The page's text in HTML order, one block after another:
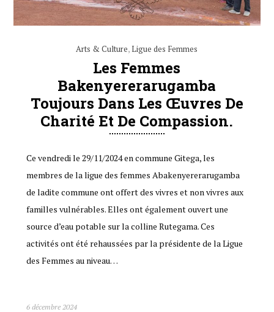
Arts & Culture,Ligue des Femmes
Les Femmes
Bakenyererarugamba
Toujours Dans Les Œuvres De
Charité Et De Compassion.
Ce vendredi le 29/11/2024 en commune Gitega, les
membres de la ligue des femmes Abakenyererarugamba
de ladite commune ont offert des vivres et non vivres aux
familles vulnérables. Elles ont également ouvert une
source d’eau potable sur la colline Rutegama. Ces
activités ont été rehaussées par la présidente de la Ligue
des Femmes au niveau…
6 décembre 2024